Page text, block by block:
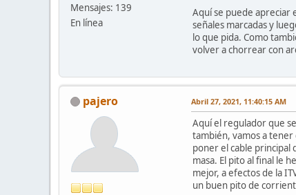
Mensajes: 139
En línea
Aquí se puede apreciar
señales marcadas y
lo que pida. Como
volver a chorrear con
pajero Abril 27, 2021, 11:40:15 AM
Aquí el regulador que
también, vamos a tener
poner el cable principal
masa. El pito al final le
mejor, a efectos de la
un buen pito de